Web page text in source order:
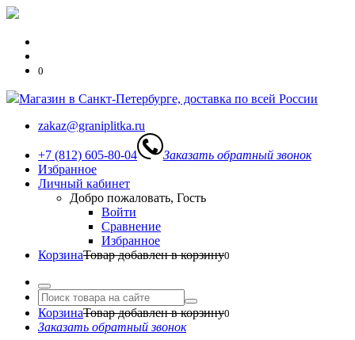
0
Магазин в Санкт-Петербурге, доставка по всей России
zakaz@graniplitka.ru
+7 (812) 605-80-04
Заказать обратный звонок
Избранное
Личный кабинет
Добро пожаловать, Гость
Войти
Сравнение
Избранное
КорзинаТовар добавлен в корзину0
КорзинаТовар добавлен в корзину0
Заказать обратный звонок